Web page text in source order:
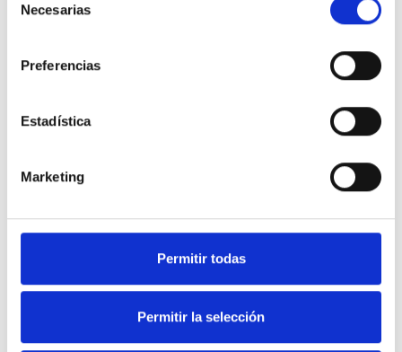
Necesarias
Preferencias
Estadística
Marketing
Permitir todas
Permitir la selección
He leído y acepto los
y la